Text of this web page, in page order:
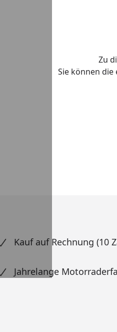
Zu
Sie können
Kauf auf Rechnung (10
Jahrelange